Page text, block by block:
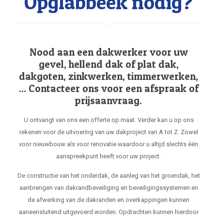
Nood aan een dakwerker voor uw
gevel, hellend dak of plat dak,
dakgoten, zinkwerken, timmerwerken,
... Contacteer ons voor een afspraak of
prijsaanvraag.
U ontvangt van ons een offerte op maat. Verder kan u op ons
rekenen voor de uitvoering van uw dakproject van A tot Z. Zowel
voor nieuwbouw als voor renovatie waardoor u altijd slechts één
aanspreekpunt heeft voor uw project.
De constructie van het onderdak, de aanleg van het groendak, het
aanbrengen van dakrandbeveiliging en beveiligingssystemen en
de afwerking van de dakranden en overkappingen kunnen
aaneensluitend uitgevoerd worden. Opdrachten kunnen hierdoor